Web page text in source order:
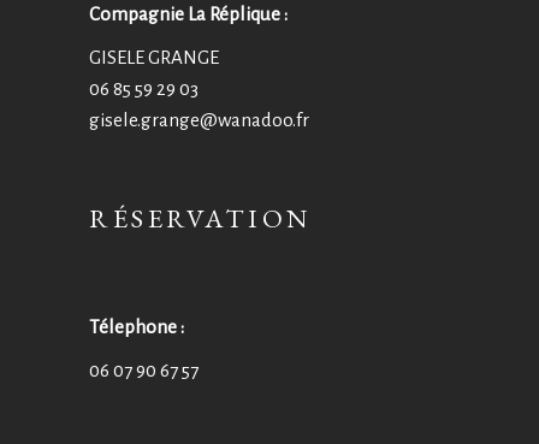
Compagnie La Réplique :
GISELE GRANGE
06 85 59 29 03
gisele.grange@wanadoo.fr
RÉSERVATION
Télephone :
06 07 90 67 57